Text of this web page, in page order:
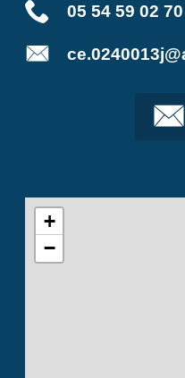
05 54 59 02 70
+
−